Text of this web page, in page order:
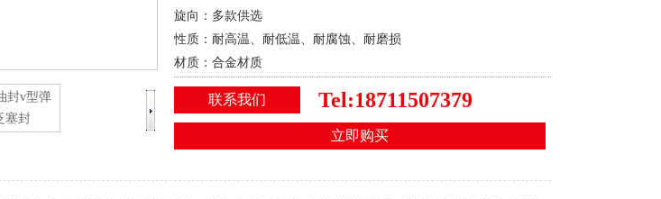
旋向：多款供选
性质：耐高温、耐低温、耐腐蚀、耐磨损
材质：合金材质
品牌：卓越科技弹簧
联系我们 Tel:18711507379
立即购买